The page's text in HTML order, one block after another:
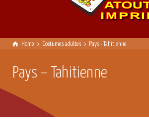
Home Costumes adultes Pays - Tahitienne
Pays – Tahitienne